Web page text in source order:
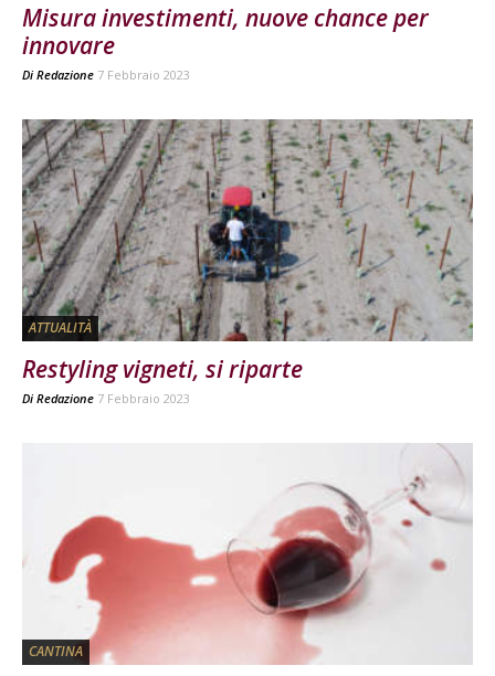
Misura investimenti, nuove chance per
innovare
Di Redazione 7 Febbraio 2023
ATTUALITÀ
Restyling vigneti, si riparte
Di Redazione 7 Febbraio 2023
CANTINA